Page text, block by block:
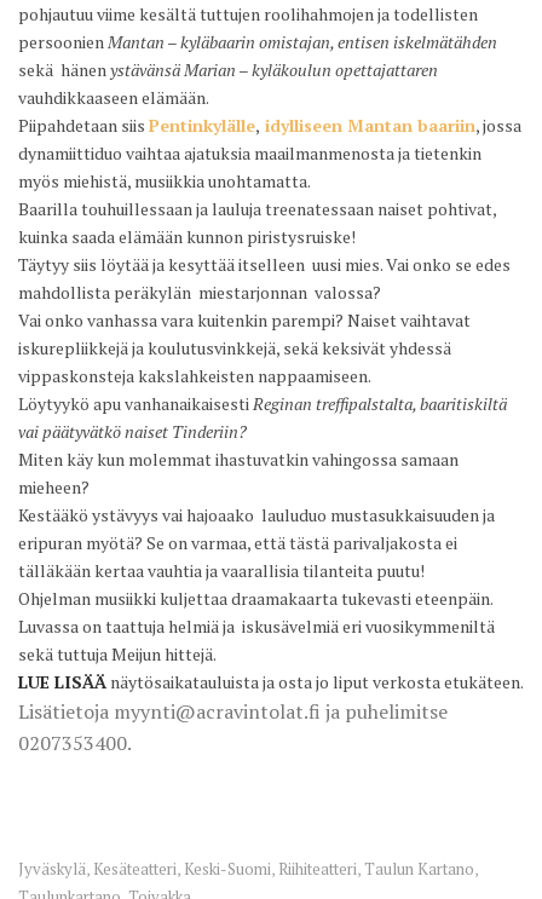
pohjautuu viime kesältä tuttujen roolihahmojen ja todellisten
persoonien Mantan – kyläbaarin omistajan, entisen iskelmätähden
sekä hänen ystävänsä Marian – kyläkoulun opettajattaren
vauhdikkaaseen elämään.
Piipahdetaan siis Pentinkylälle, idylliseen Mantan baariin, jossa
dynamiittiduo vaihtaa ajatuksia maailmanmenosta ja tietenkin
myös miehistä, musiikkia unohtamatta.
Baarilla touhuillessaan ja lauluja treenatessaan naiset pohtivat,
kuinka saada elämään kunnon piristysruiske!
Täytyy siis löytää ja kesyttää itselleen uusi mies. Vai onko se edes
mahdollista peräkylän miestarjonnan valossa?
Vai onko vanhassa vara kuitenkin parempi? Naiset vaihtavat
iskurepliikkejä ja koulutusvinkkejä, sekä keksivät yhdessä
vippaskonsteja kakslahkeisten nappaamiseen.
Löytyykö apu vanhanaikaisesti Reginan treffipalstalta, baaritiskiltä
vai päätyvätkö naiset Tinderiin?
Miten käy kun molemmat ihastuvatkin vahingossa samaan
mieheen?
Kestääkö ystävyys vai hajoaako lauluduo mustasukkaisuuden ja
eripuran myötä? Se on varmaa, että tästä parivaljakosta ei
tälläkään kertaa vauhtia ja vaarallisia tilanteita puutu!
Ohjelman musiikki kuljettaa draamakaarta tukevasti eteenpäin.
Luvassa on taattuja helmiä ja iskusävelmiä eri vuosikymmeniltä
sekä tuttuja Meijun hittejä.
LUE LISÄÄ näytösaikatauluista ja osta jo liput verkosta etukäteen.
Lisätietoja myynti@acravintolat.fi ja puhelimitse
0207353400.
Jyväskylä Kesäteatteri Keski-Suomi Riihiteatteri Taulun Kartano